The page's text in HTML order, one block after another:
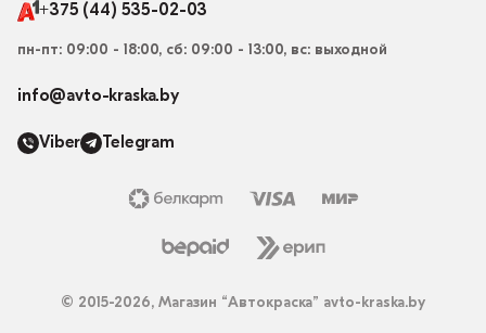
+375 (44) 535-02-03
пн-пт: 09:00 - 18:00, сб: 09:00 - 13:00, вс: выходной
info@avto-kraska.by
Viber Telegram
© 2015-2026, Магазин “Автокраска” avto-kraska.by